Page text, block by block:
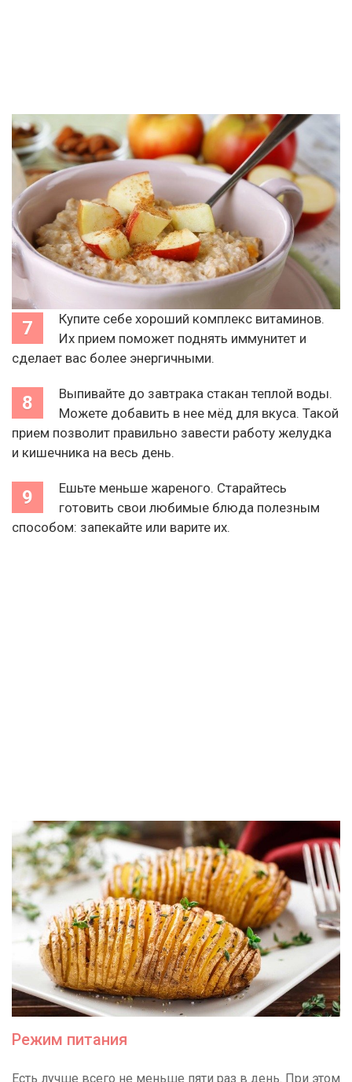
Купите себе хороший комплекс витаминов.
Их прием поможет поднять иммунитет и
сделает вас более энергичными.
Выпивайте до завтрака стакан теплой воды.
Можете добавить в нее мёд для вкуса. Такой
прием позволит правильно завести работу желудка
и кишечника на весь день.
Ешьте меньше жареного. Старайтесь
готовить свои любимые блюда полезным
способом: запекайте или варите их.
Режим питания
Есть лучше всего не меньше пяти раз в день. При этом